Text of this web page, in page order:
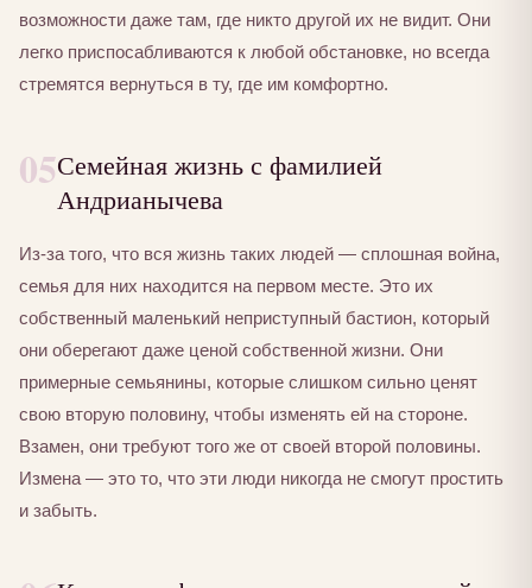
возможности даже там, где никто другой их не видит. Они
легко приспосабливаются к любой обстановке, но всегда
стремятся вернуться в ту, где им комфортно.
05Семейная жизнь с фамилией
Андрианычева
Из-за того, что вся жизнь таких людей — сплошная война,
семья для них находится на первом месте. Это их
собственный маленький неприступный бастион, который
они оберегают даже ценой собственной жизни. Они
примерные семьянины, которые слишком сильно ценят
свою вторую половину, чтобы изменять ей на стороне.
Взамен, они требуют того же от своей второй половины.
Измена — это то, что эти люди никогда не смогут простить
и забыть.